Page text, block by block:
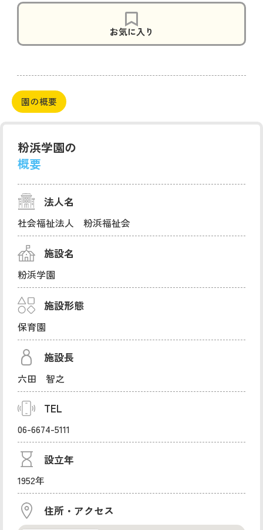
お気に入り
園の概要
粉浜学園の
概要
法人名
社会福祉法人 粉浜福祉会
施設名
粉浜学園
施設形態
保育園
施設長
六田 智之
TEL
06-6674-5111
設立年
1952年
住所・アクセス